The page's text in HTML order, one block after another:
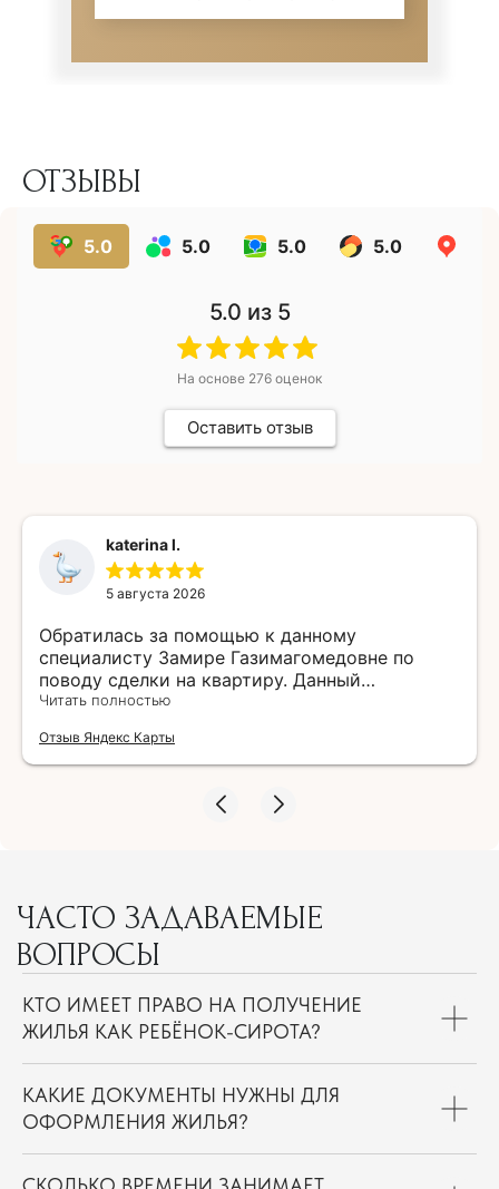
ОТЗЫВЫ
5.0 5.0 5.0 5.0
5.0 из 5
На основе 276 оценок
Оставить отзыв
katerina l.
5 августа 2026
Обратилась за помощью к данному
специалисту Замире Газимагомедовне по
поводу сделки на квартиру. Данный
специалист на приеме всё доходчиво и
вопросы, учла все детали предстоящей
сделки. Если бы не Замира Газимагомедовна,
то я бы не знала всех подробностей и сделка
бы не состоялась. Спасибо ей огромное!!!!
Читать полностью
Отзыв Яндекс Карты
ЧАСТО ЗАДАВАЕМЫЕ
ВОПРОСЫ
КТО ИМЕЕТ ПРАВО НА ПОЛУЧЕНИЕ
ЖИЛЬЯ КАК РЕБЁНОК-СИРОТА?
КАКИЕ ДОКУМЕНТЫ НУЖНЫ ДЛЯ
ОФОРМЛЕНИЯ ЖИЛЬЯ?